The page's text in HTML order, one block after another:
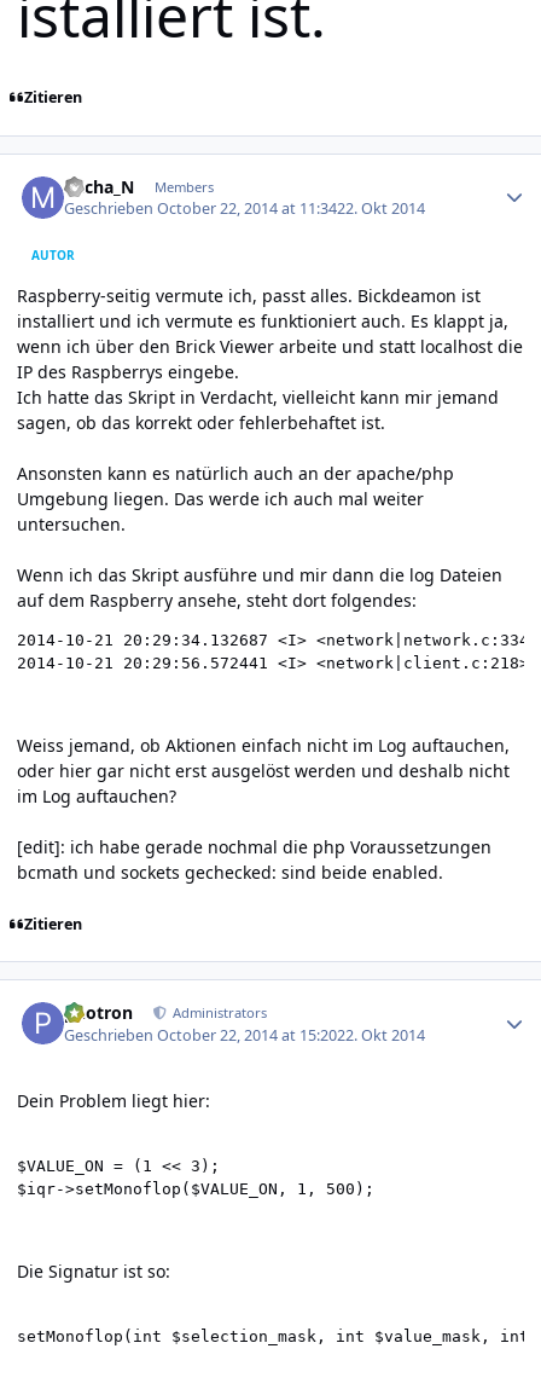
Zitieren
Micha_N Members
GeschriebenOctober 22, 2014 at 11:3422. Okt 2014
AUTOR
Raspberry-seitig vermute ich, passt alles. Bickdeamon ist
installiert und ich vermute es funktioniert auch. Es klappt ja,
wenn ich über den Brick Viewer arbeite und statt localhost die
IP des Raspberrys eingebe.
Ich hatte das Skript in Verdacht, vielleicht kann mir jemand
sagen, ob das korrekt oder fehlerbehaftet ist.
Ansonsten kann es natürlich auch an der apache/php
Umgebung liegen. Das werde ich auch mal weiter
untersuchen.
Wenn ich das Skript ausführe und mir dann die log Dateien
auf dem Raspberry ansehe, steht dort folgendes:
2014-10-21 20:29:34.132687 <I>
Weiss jemand, ob Aktionen einfach nicht im Log auftauchen,
oder hier gar nicht erst ausgelöst werden und deshalb nicht
im Log auftauchen?
[edit]: ich habe gerade nochmal die php Voraussetzungen
bcmath und sockets gechecked: sind beide enabled.
Zitieren
photron Administrators
GeschriebenOctober 22, 2014 at 15:2022. Okt 2014
Dein Problem liegt hier:
$VALUE_ON = (1 << 3);
$iqr->setMonoflop($VALUE_ON, 1, 500);
Die Signatur ist so:
setMonoflop(int $selection_mask, int $value_mask, int